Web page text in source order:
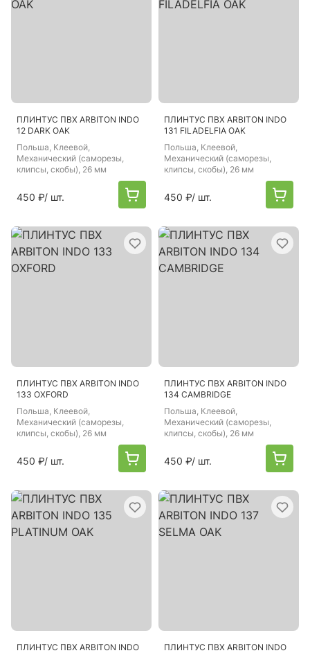
ПЛИНТУС ПВХ ARBITON INDO
12 DARK OAK
Польша, Клеевой,
Механический (саморезы,
клипсы, скобы), 26 мм
450 ₽/ шт.
ПЛИНТУС ПВХ ARBITON INDO
131 FILADELFIA OAK
Польша, Клеевой,
Механический (саморезы,
клипсы, скобы), 26 мм
450 ₽/ шт.
ПЛИНТУС ПВХ ARBITON INDO
133 OXFORD
Польша, Клеевой,
Механический (саморезы,
клипсы, скобы), 26 мм
450 ₽/ шт.
ПЛИНТУС ПВХ ARBITON INDO
134 CAMBRIDGE
Польша, Клеевой,
Механический (саморезы,
клипсы, скобы), 26 мм
450 ₽/ шт.
ПЛИНТУС ПВХ ARBITON INDO ПЛИНТУС ПВХ ARBITON INDO